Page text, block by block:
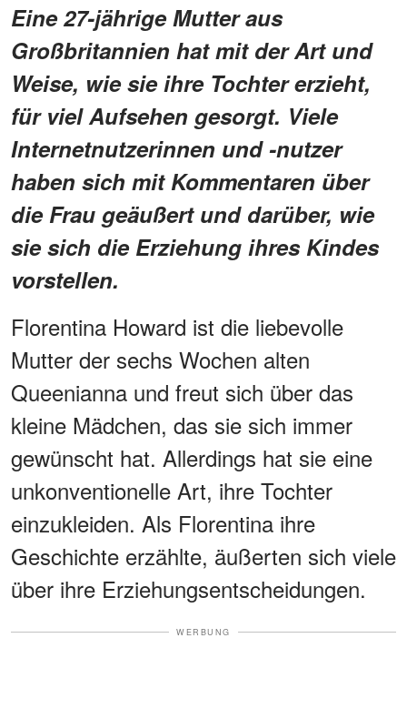
Eine 27-jährige Mutter aus
Großbritannien hat mit der Art und
Weise, wie sie ihre Tochter erzieht,
für viel Aufsehen gesorgt. Viele
Internetnutzerinnen und -nutzer
haben sich mit Kommentaren über
die Frau geäußert und darüber, wie
sie sich die Erziehung ihres Kindes
vorstellen.
Florentina Howard ist die liebevolle
Mutter der sechs Wochen alten
Queenianna und freut sich über das
kleine Mädchen, das sie sich immer
gewünscht hat. Allerdings hat sie eine
unkonventionelle Art, ihre Tochter
einzukleiden. Als Florentina ihre
Geschichte erzählte, äußerten sich viele
über ihre Erziehungsentscheidungen.
WERBUNG